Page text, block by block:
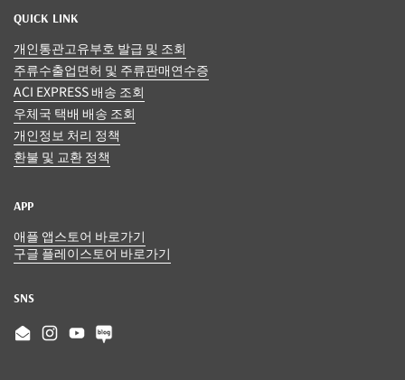
QUICK LINK
개인통관고유부호 발급 및 조회
주류수출업면허 및 주류판매연수증
ACI EXPRESS 배송 조회
우체국 택배 배송 조회
개인정보 처리 정책
환불 및 교환 정책
APP
애플 앱스토어 바로가기
구글 플레이스토어 바로가기
SNS
EmailInstagram
YouTube